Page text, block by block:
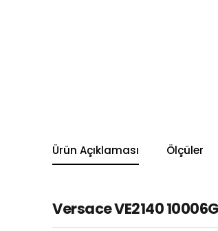
Ürün Açıklaması Ölçüler
Versace VE2140